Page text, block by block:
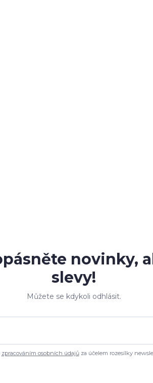
novinky,
slevy!
Můžete se kdykoli odhlásit.
zpracováním osobních údajůza účelem rozesílky